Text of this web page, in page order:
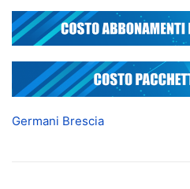
Germani Brescia